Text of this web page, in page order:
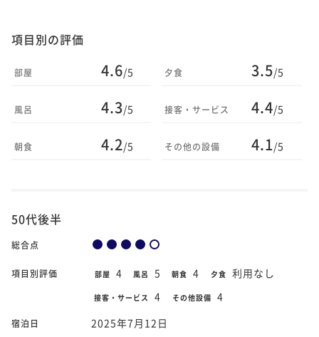
項目別の評価
部屋 4.6/5
風呂 4.3/5
朝食 4.2/5
夕食 3.5/5
接客・サービス 4.4/5
その他の設備 4.1/5
50代後半
総合点
項目別評価 部屋 4 風呂 5 朝食 4 夕食 利用なし
接客・サービス 4 その他設備 4
宿泊日 2025年7月12日